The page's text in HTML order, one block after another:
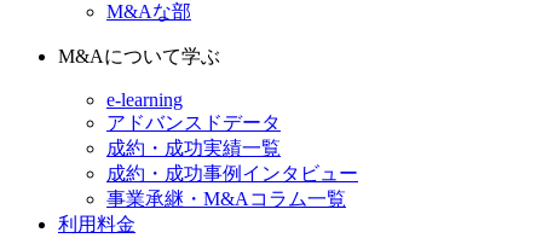
M&Aな部
M&Aについて学ぶ
e-learning
アドバンスドデータ
成約・成功実績一覧
成約・成功事例インタビュー
事業承継・M&Aコラム一覧
利用料金